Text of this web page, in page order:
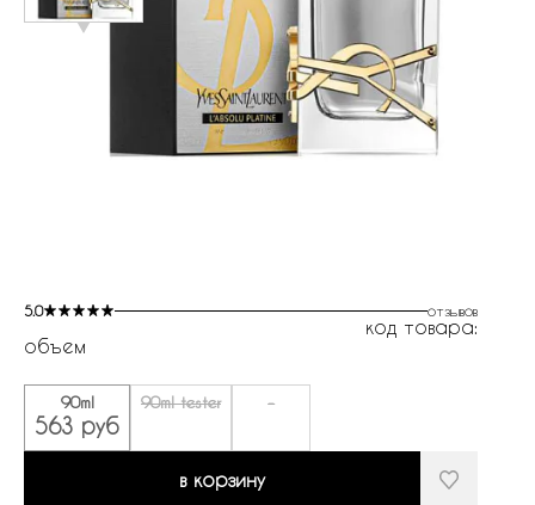
5.0 отзывов
код товара:
объем
90ml
563 руб
90ml tester -
в корзину